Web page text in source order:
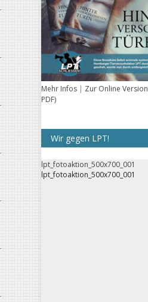
Mehr Infos | Zur Online Version
PDF)
Wir gegen LPT!
lpt_fotoaktion_500x700_001
lpt_fotoaktion_500x700_001